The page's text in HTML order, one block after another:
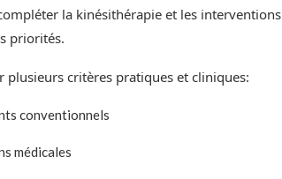
la kinésithérapie et les interventions
priorités.
plusieurs critères pratiques et cliniques:
conventionnels
médicales